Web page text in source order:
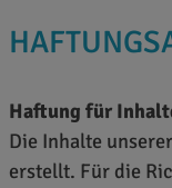
Haftung für
Die Inhalte
erstellt. Für die